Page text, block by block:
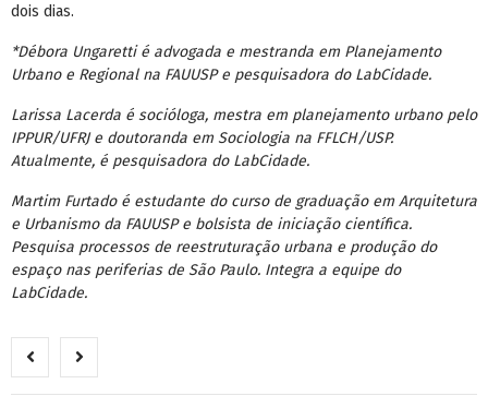
dois dias.
*Débora Ungaretti é advogada e mestranda em Planejamento
Urbano e Regional na FAUUSP e pesquisadora do LabCidade.
Larissa Lacerda é socióloga, mestra em planejamento urbano pelo
IPPUR/UFRJ e doutoranda em Sociologia na FFLCH/USP.
Atualmente, é pesquisadora do LabCidade.
Martim Furtado é estudante do curso de graduação em Arquitetura
e Urbanismo da FAUUSP e bolsista de iniciação científica.
Pesquisa processos de reestruturação urbana e produção do
espaço nas periferias de São Paulo. Integra a equipe do
LabCidade.